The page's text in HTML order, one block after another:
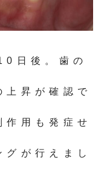
日後。歯の
上昇が確認で
作用も発症せ
グが行えまし